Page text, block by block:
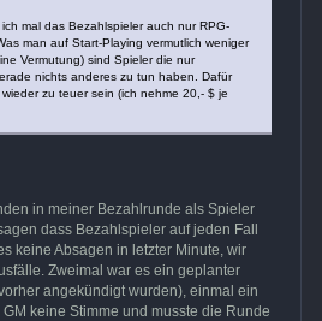
mal das Bezahlspieler auch nur RPG-
man auf Start-Playing vermutlich weniger
Vermutung) sind Spieler die nur
nichts anderes zu tun haben. Dafür
zu teuer sein (ich nehme 20,- $ je
in meiner Bezahlrunde als Spieler
dass Bezahlspieler auf jeden Fall
keine Absagen in letzter Minute, wir
Zweimal war es ein geplanter
angekündigt wurden), einmal ein
keine Stimme und musste die Runde